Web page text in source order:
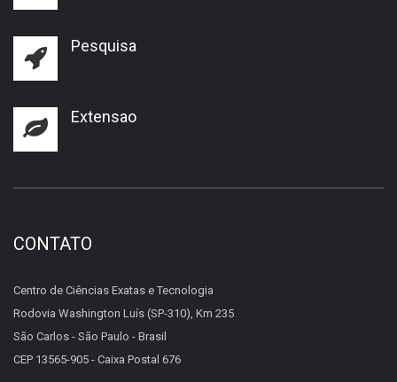
Pesquisa
Extensao
CONTATO
Centro de Ciências Exatas e Tecnologia
Rodovia Washington Luís (SP-310), Km 235
São Carlos - São Paulo - Brasil
CEP 13565-905 - Caixa Postal 676